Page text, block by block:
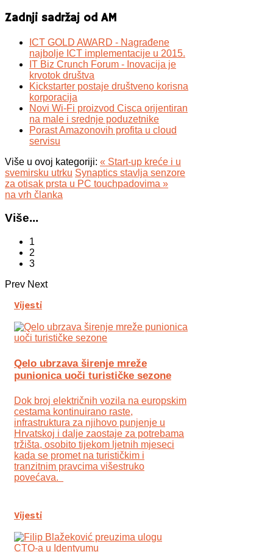
Zadnji sadržaj od AM
ICT GOLD AWARD - Nagrađene
najbolje ICT implementacije u 2015.
IT Biz Crunch Forum - Inovacija je
krvotok društva
Kickstarter postaje društveno korisna
korporacija
Novi Wi-Fi proizvod Cisca orijentiran
na male i srednje poduzetnike
Porast Amazonovih profita u cloud
servisu
Više u ovoj kategoriji: « Start-up kreće i u
svemirsku utrku Synaptics stavlja senzore
za otisak prsta u PC touchpadovima »
na vrh članka
Više...
1
2
3
Prev Next
Vijesti
Qelo ubrzava širenje mreže
punionica uoči turističke sezone
Dok broj električnih vozila na europskim
cestama kontinuirano raste,
infrastruktura za njihovo punjenje u
Hrvatskoj i dalje zaostaje za potrebama
tržišta, osobito tijekom ljetnih mjeseci
kada se promet na turističkim i
tranzitnim pravcima višestruko
povećava.
Vijesti